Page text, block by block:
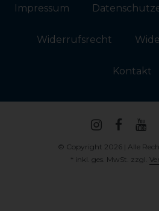
Impressum
Widerrufs­recht
Kontakt
© Copyright 2026 | Alle
* inkl. ges. MwSt. zzgl.